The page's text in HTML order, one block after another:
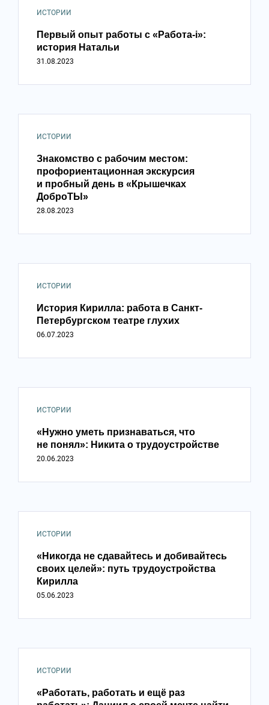
ИСТОРИИ
Первый опыт работы с «Работа-i»:
история Натальи
31.08.2023
ИСТОРИИ
Знакомство с рабочим местом:
профориентационная экскурсия
и пробный день в «Крышечках
ДоброТЫ»
28.08.2023
ИСТОРИИ
История Кирилла: работа в Санкт-
Петербургском театре глухих
06.07.2023
ИСТОРИИ
«Нужно уметь признаваться, что
не понял»: Никита о трудоустройстве
20.06.2023
ИСТОРИИ
«Никогда не сдавайтесь и добивайтесь
своих целей»: путь трудоустройства
Кирилла
05.06.2023
ИСТОРИИ
«Работать, работать и ещё раз